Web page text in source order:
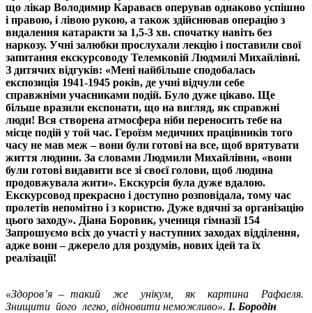
що лікар Володимир Караваєв оперував однаково успішно
і правою, і лівою рукою, а також здійснював операцію з
видалення катаракти за 1,5-3 хв. спочатку навіть без
наркозу. Учні залюбки прослухали лекцію і поставили свої
запитання екскурсоводу Телемковій Людмилі Михайлівні.
З дитячих відгуків: «Мені найбільше сподобалась
експозиція 1941-1945 років, де учні відчули себе
справжніми учасниками подій. Було дуже цікаво. Ще
більше вразили експонати, що на вигляд, як справжні
люди! Вся створена атмосфера ніби переносить тебе на
місце подій у той час. Героїзм медичних працівників того
часу не мав меж – вони були готові на все, щоб врятувати
життя людини. За словами Людмили Михайлівни, «вони
були готові видавити все зі своєї голови, щоб людина
продовжувала жити». Екскурсія була дуже вдалою.
Екскурсовод прекрасно і доступно розповідала, тому час
пролетів непомітно і з користю. Дуже вдячні за організацію
цього заходу». Діана Боровик, учениця гімназії 154
Запрошуємо всіх до участі у наступних заходах відділення,
адже вони – джерело для роздумів, нових ідей та їх
реалізації!
«Здоров’я – такий же унікум, як картина Рафаеля.
Знищити його легко, відновити неможливо». І. Бородін